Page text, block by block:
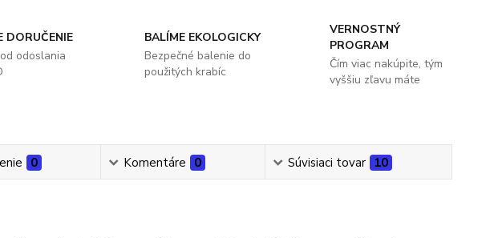
DORUČENIE
odoslania
BALÍME EKOLOGICKY
Bezpečné balenie do
použitých krabíc
VERNOSTNÝ
PROGRAM
Čím viac nakúpite, tým
vyššiu zľavu máte
0 Komentáre 0 Súvisiaci tovar 10